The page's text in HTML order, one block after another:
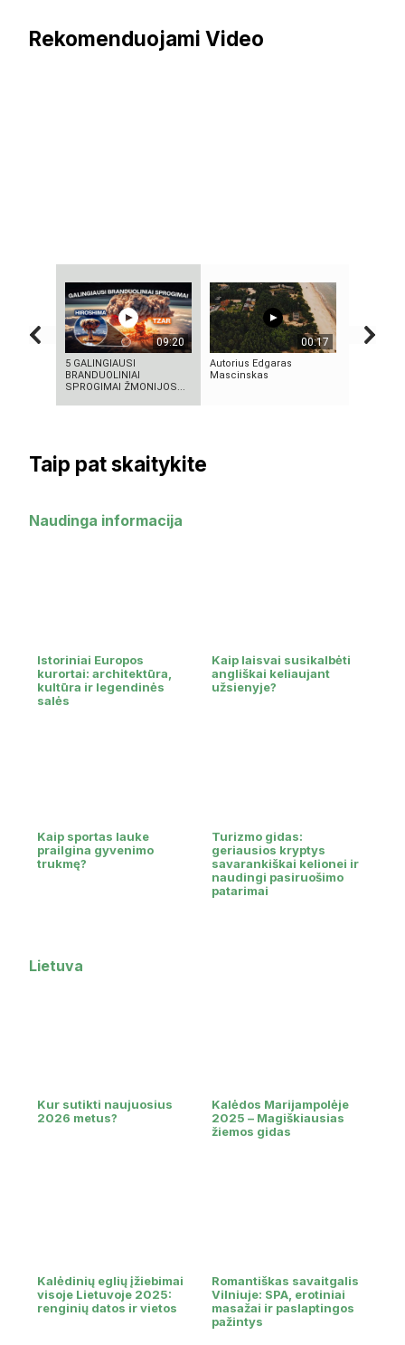
Rekomenduojami Video
09:20
5 GALINGIAUSI
BRANDUOLINIAI
SPROGIMAI ŽMONIJOS...
00:17
Autorius Edgaras
Mascinskas
Taip pat skaitykite
Naudinga informacija
Istoriniai Europos
kurortai: architektūra,
kultūra ir legendinės
salės
Kaip laisvai susikalbėti
angliškai keliaujant
užsienyje?
Kaip sportas lauke
prailgina gyvenimo
trukmę?
Turizmo gidas:
geriausios kryptys
savarankiškai kelionei ir
naudingi pasiruošimo
patarimai
Lietuva
Kur sutikti naujuosius
2026 metus?
Kalėdos Marijampolėje
2025 – Magiškiausias
žiemos gidas
Kalėdinių eglių įžiebimai
visoje Lietuvoje 2025:
renginių datos ir vietos
Romantiškas savaitgalis
Vilniuje: SPA, erotiniai
masažai ir paslaptingos
pažintys